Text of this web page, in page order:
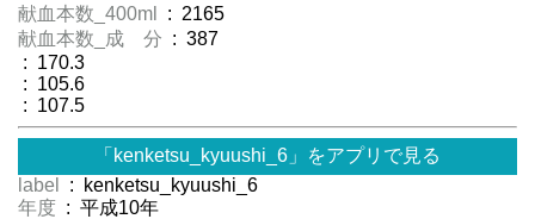
献血本数_400ml
: 2165
献血本数_成 分 : 387
: 170.3
: 105.6
: 107.5
「kenketsu_kyuushi_6」をアプリで見る
label
: kenketsu_kyuushi_6
年度 : 平成10年